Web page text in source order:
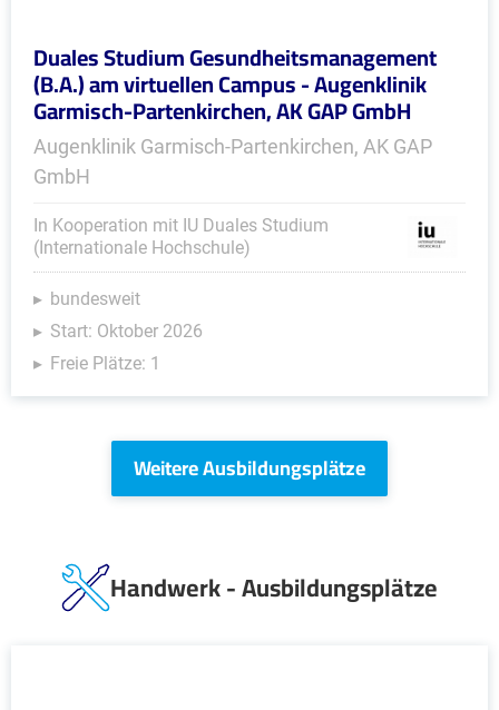
Duales Studium Gesundheitsmanagement
(B.A.) am virtuellen Campus - Augenklinik
Garmisch-Partenkirchen, AK GAP GmbH
Augenklinik Garmisch-Partenkirchen, AK GAP
GmbH
In Kooperation mit IU Duales Studium
(Internationale Hochschule)
bundesweit
Start: Oktober 2026
Freie Plätze: 1
Weitere Ausbildungsplätze
Handwerk - Ausbildungsplätze